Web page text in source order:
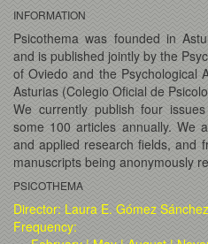
INFORMATION
Psicothema was founded in
and is published jointly by the
of Oviedo and the Psychological
Asturias (Colegio Oficial de
We currently publish four
some 100 articles annually. We
and applied research fields, and
manuscripts being anonymously
PSICOTHEMA
Director: Laura E. Gómez Sánchez
Frequency: